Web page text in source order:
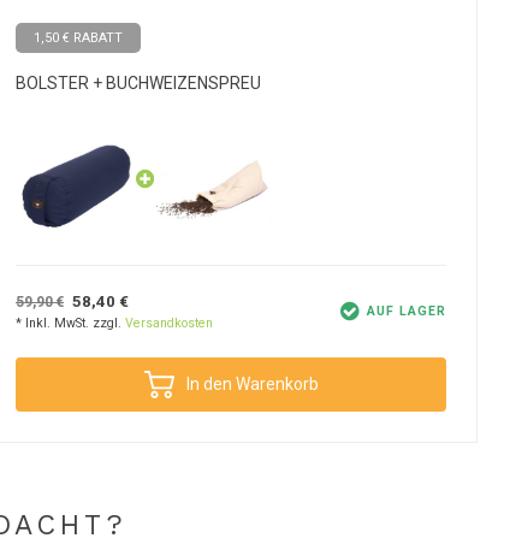
1,50 € RABATT
BOLSTER + BUCHWEIZENSPREU
59,90 € 58,40 €
* Inkl. MwSt. zzgl. Versandkosten
AUF LAGER
In den Warenkorb